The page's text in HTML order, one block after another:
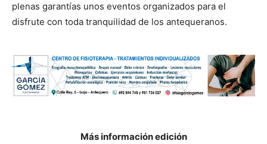
plenas garantías unos eventos organizados para el
disfrute con toda tranquilidad de los antequeranos.
Más información edición